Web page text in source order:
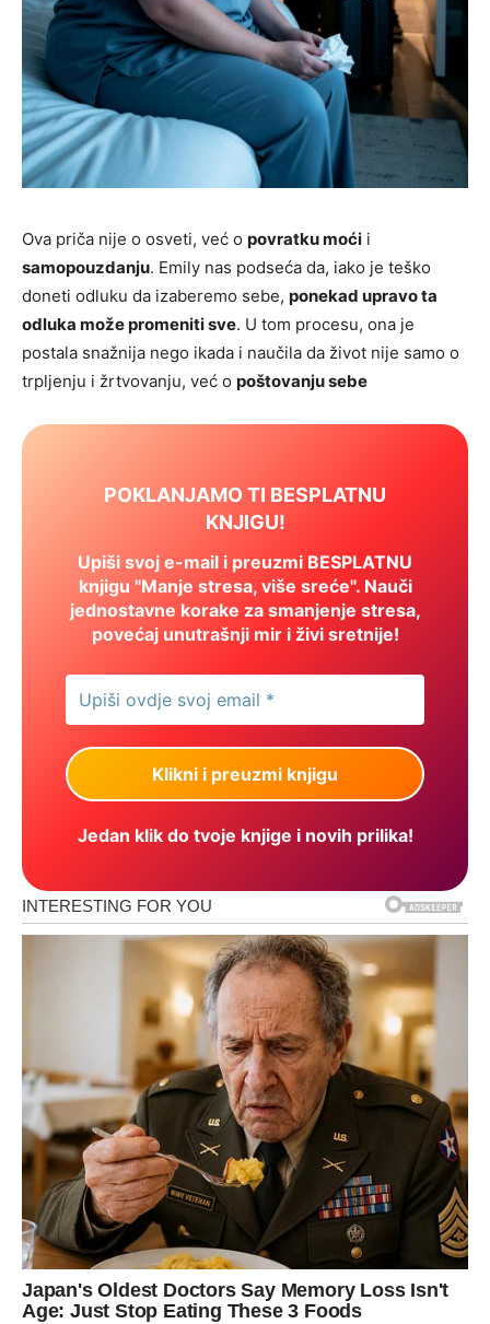
Ova priča nije o osveti, već o povratku moći i
samopouzdanju. Emily nas podseća da, iako je teško
doneti odluku da izaberemo sebe, ponekad upravo ta
odluka može promeniti sve. U tom procesu, ona je
postala snažnija nego ikada i naučila da život nije samo o
trpljenju i žrtvovanju, već o poštovanju sebe
POKLANJAMO TI BESPLATNU
KNJIGU!
Upiši svoj e-mail i preuzmi BESPLATNU
knjigu "Manje stresa, više sreće". Nauči
jednostavne korake za smanjenje stresa,
povećaj unutrašnji mir i živi sretnije!
Jedan klik do tvoje knjige i novih prilika!